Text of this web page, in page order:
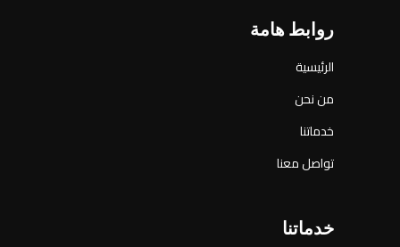
روابط هامة
الرئيسية
من نحن
خدماتنا
تواصل معنا
خدماتنا